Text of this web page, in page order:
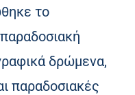
το
δρώμενα,
παραδοσιακές